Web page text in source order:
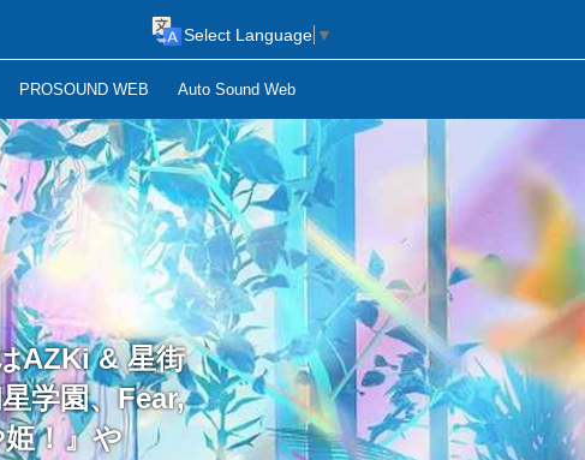
PROSOUND WEB Auto Sound Web
Select Language ▼
AZKi & 星街
学園、Fear,
！』や